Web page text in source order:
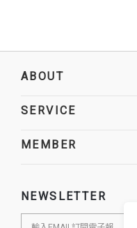
ABOUT
SERVICE
MEMBER
NEWSLETTER